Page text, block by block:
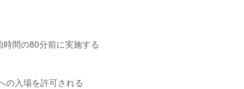
間の80分前に実施する
の入場を許可される